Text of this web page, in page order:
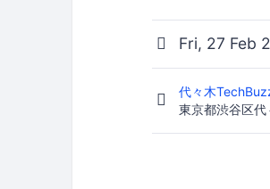
Fri, 27 Feb
代々木
東京都渋谷区